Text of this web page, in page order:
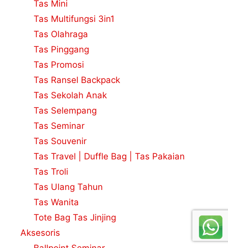
Tas Mini
Tas Multifungsi 3in1
Tas Olahraga
Tas Pinggang
Tas Promosi
Tas Ransel Backpack
Tas Sekolah Anak
Tas Selempang
Tas Seminar
Tas Souvenir
Tas Travel | Duffle Bag | Tas Pakaian
Tas Troli
Tas Ulang Tahun
Tas Wanita
Tote Bag Tas Jinjing
Aksesoris